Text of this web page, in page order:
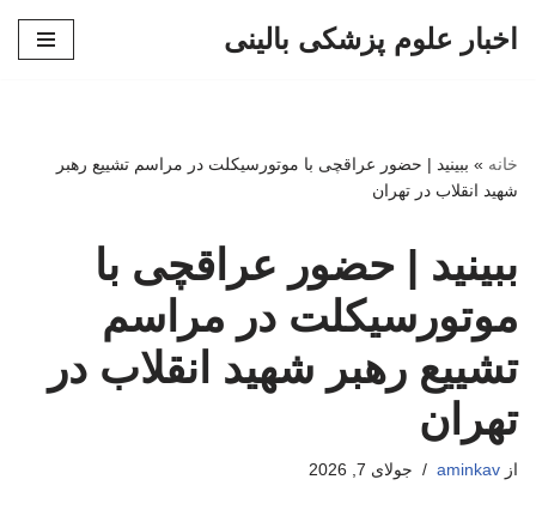
اخبار علوم پزشکی بالینی
خانه » ببینید | حضور عراقچی با موتورسیکلت در مراسم تشییع رهبر
شهید انقلاب در تهران
ببینید | حضور عراقچی با
موتورسیکلت در مراسم
تشییع رهبر شهید انقلاب در
تهران
از aminkav جولای 7, 2026